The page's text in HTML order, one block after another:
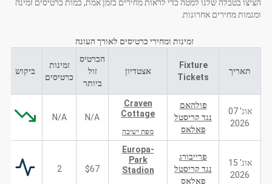
הציצו בטבלה שלנו למטה כדי לראות מחירים בזמן אמת, כמות כרטיסים זמינה
ומגמות מחירים אחרונות.
זמינות ומחירי כרטיסים לאורך העונה
תאריך
Fixture
Tickets
אצטדיון
הכרטיס
זול
ביותר
זמינות
כרטיסים
ביקוש
אוג' 07
2026
פולהאם
נגד קריסטל
פאלאס
Craven
Cottage
מפת ישיבה
N/A
N/A
אוג' 15
2026
פרייבורג
נגד קריסטל
פאלאס
Europa-
Park
Stadion
$67
2